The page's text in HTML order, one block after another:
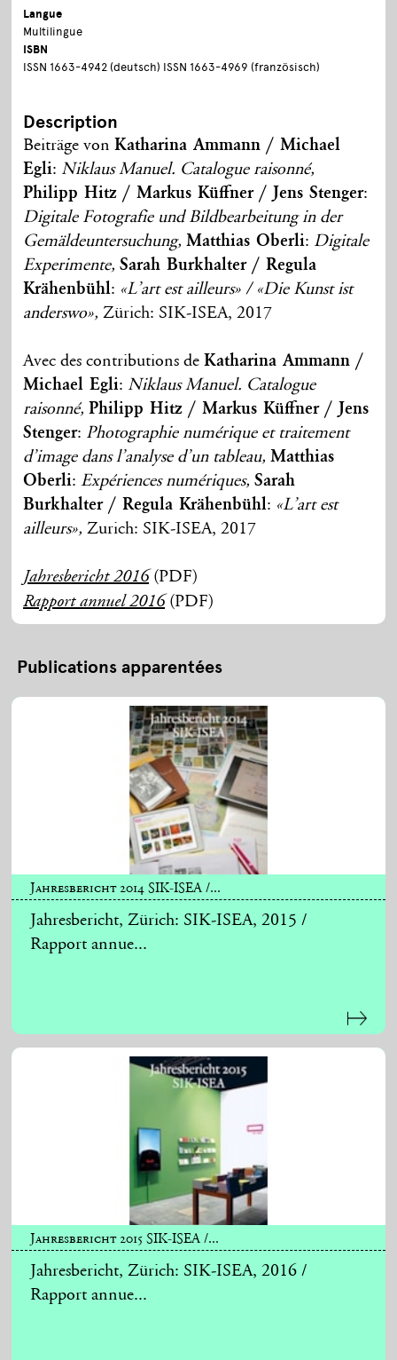
Langue
Multilingue
ISBN
ISSN 1663-4942 (deutsch) ISSN 1663-4969 (französisch)
Description
Beiträge vonKatharina Ammann / Michael
Egli: Niklaus Manuel. Catalogue raisonné,
Philipp Hitz / Markus Küffner / Jens Stenger:
Digitale Fotografie und Bildbearbeitung in der
Gemäldeuntersuchung, Matthias Oberli: Digitale
Experimente, Sarah Burkhalter / Regula
Krähenbühl: «L’art est ailleurs» / «Die Kunst ist
anderswo», Zürich: SIK-ISEA, 2017
Avec des contributions deKatharina Ammann /
Michael Egli: Niklaus Manuel. Catalogue
raisonné, Philipp Hitz / Markus Küffner / Jens
Stenger: Photographie numérique et traitement
d’image dans l’analyse d’un tableau, Matthias
Oberli:Expériences numériques, Sarah
Burkhalter / Regula Krähenbühl: «L’art est
ailleurs», Zurich: SIK-ISEA, 2017
Jahresbericht 2016 (PDF)
Rapport annuel 2016 (PDF)
Publications apparentées
Jahresbericht 2014 SIK-ISEA /...
Jahresbericht, Zürich: SIK-ISEA, 2015 /
Rapport annue...
Jahresbericht 2015 SIK-ISEA /...
Jahresbericht, Zürich: SIK-ISEA, 2016 /
Rapport annue...